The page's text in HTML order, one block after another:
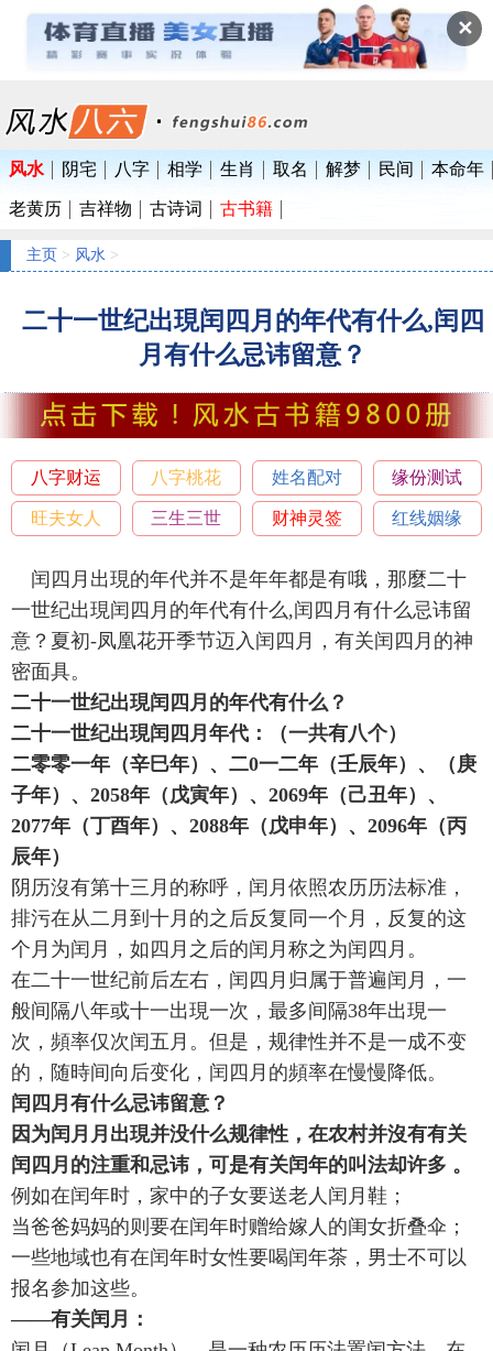
✕
风水 阴宅 八字 相学 生肖 取名 解梦 民间 本命年
老黄历 吉祥物 古诗词 古书籍
主页 > 风水 >
二十一世纪出現闰四月的年代有什么,闰四
月有什么忌讳留意？
八字财运 八字桃花 姓名配对 缘份测试
旺夫女人 三生三世 财神灵签 红线姻缘
闰四月出現的年代并不是年年都是有哦，那麼二十
一世纪出現闰四月的年代有什么,闰四月有什么忌讳留
意？夏初-凤凰花开季节迈入闰四月，有关闰四月的神
密面具。
二十一世纪出現闰四月的年代有什么？
二十一世纪出現闰四月年代：（一共有八个）
二零零一年（辛巳年）、二0一二年（壬辰年）、（庚
子年）、2058年（戊寅年）、2069年（己丑年）、
2077年（丁酉年）、2088年（戊申年）、2096年（丙
辰年）
阴历沒有第十三月的称呼，闰月依照农历历法标准，
排污在从二月到十月的之后反复同一个月，反复的这
个月为闰月，如四月之后的闰月称之为闰四月。
在二十一世纪前后左右，闰四月归属于普遍闰月，一
般间隔八年或十一出現一次，最多间隔38年出現一
次，頻率仅次闰五月。但是，规律性并不是一成不变
的，随時间向后变化，闰四月的頻率在慢慢降低。
闰四月有什么忌讳留意？
因为闰月月出現并没什么规律性，在农村并沒有有关
闰四月的注重和忌讳，可是有关闰年的叫法却许多 。
例如在闰年时，家中的子女要送老人闰月鞋；
当爸爸妈妈的则要在闰年时赠给嫁人的闺女折叠伞；
一些地域也有在闰年时女性要喝闰年茶，男士不可以
报名参加这些。
——有关闰月：